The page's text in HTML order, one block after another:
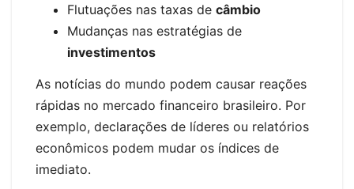
Flutuações nas taxas de câmbio
Mudanças nas estratégias de
investimentos
As notícias do mundo podem causar reações
rápidas no mercado financeiro brasileiro. Por
exemplo, declarações de líderes ou relatórios
econômicos podem mudar os índices de
imediato.